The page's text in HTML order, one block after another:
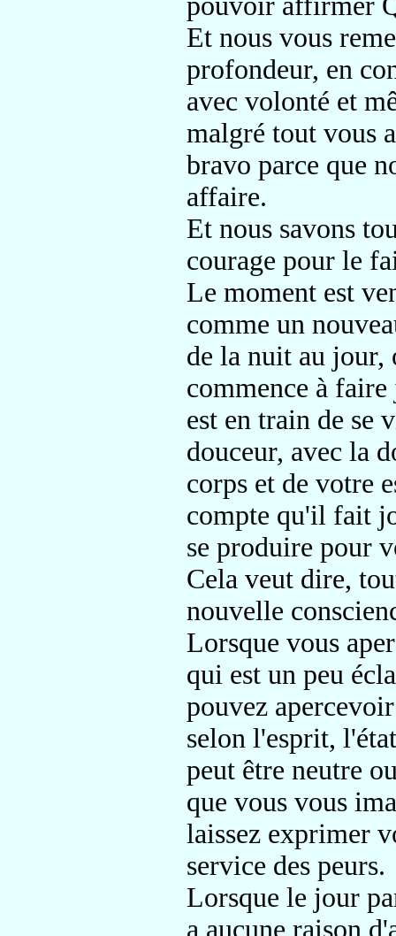
Et nous vous
profondeur, en
avec volonté et
malgré tout vous
bravo parce que
affaire.
Et nous savons
courage pour le
Le moment est
comme un
de la nuit au jour,
commence à
est en train de se
douceur, avec la
corps et de votre
compte qu'il fait
se produire pour
Cela veut dire,
nouvelle
Lorsque vous
qui est un peu
pouvez
selon l'esprit,
peut être neutre
que vous vous
laissez exprimer
service des peurs.
Lorsque le jour
a aucune raison